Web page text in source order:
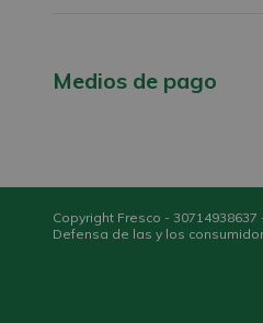
Medios de pago
Copyright Fresco -
Defensa de las y los